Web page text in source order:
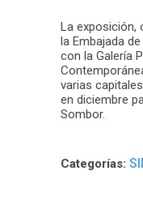
La exposición,
la Embajada
con la Galería
varias
en diciembre
Sombor.
Categorías: